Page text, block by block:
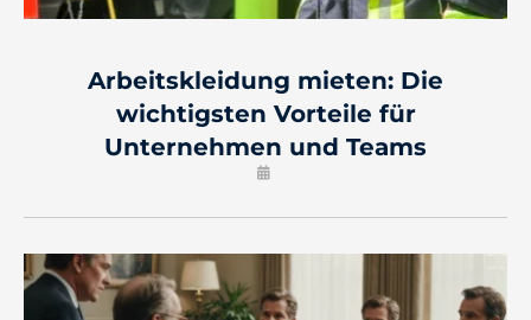
Arbeitskleidung mieten: Die
wichtigsten Vorteile für
Unternehmen und Teams